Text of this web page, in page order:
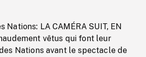
Nations: LA CAMÉRA SUIT, EN
vêtus qui font leur
Nations avant le spectacle de